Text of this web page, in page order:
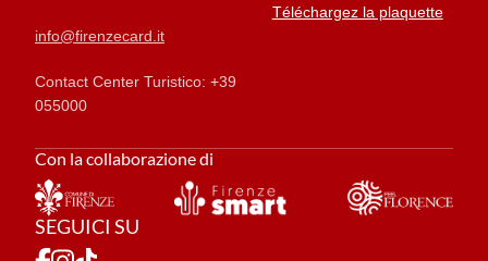
info@firenzecard.it
Contact Center Turistico: +39
055000
Téléchargez la plaquette
Con la collaborazione di
SEGUICI SU